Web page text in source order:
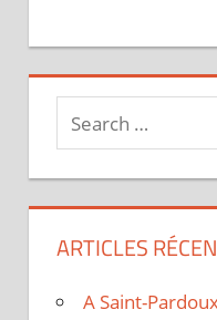
l’article
ARTICLES
A Saint-